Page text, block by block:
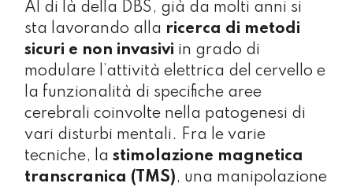
Al di là della DBS, già da molti anni si
sta lavorando alla ricerca di metodi
sicuri e non invasivi in grado di
modulare l’attività elettrica del cervello e
la funzionalità di specifiche aree
cerebrali coinvolte nella patogenesi di
vari disturbi mentali. Fra le varie
tecniche, lastimolazione magnetica
transcranica (TMS), una manipolazione